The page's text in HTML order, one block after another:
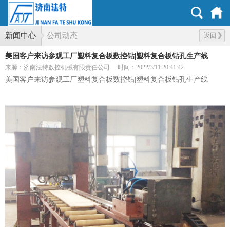
新闻中心 返回
公司动态
美国客户来访参观工厂塑料复合板数控钻|塑料复合板钻孔生产线
来源：济南法特数控机械有限责任公司 时间：2022/3/11 20:41:42
美国客户来访参观工厂塑料复合板数控钻|塑料复合板钻孔生产线